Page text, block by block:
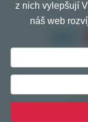
PŘIJÍMÁME TYTO
©
z nich vylepšují
náš web